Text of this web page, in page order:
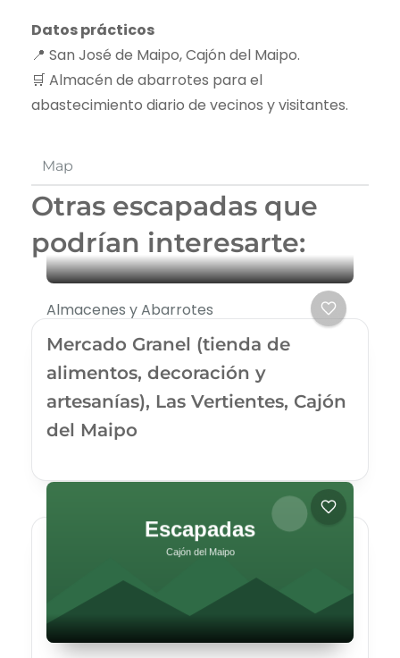
Map
Datos prácticos
📍 San José de Maipo, Cajón del Maipo.
🛒 Almacén de abarrotes para el
abastecimiento diario de vecinos y visitantes.
Otras escapadas que
podrían interesarte:
Almacenes y Abarrotes
Mercado Granel (tienda de
alimentos, decoración y
artesanías), Las Vertientes, Cajón
del Maipo